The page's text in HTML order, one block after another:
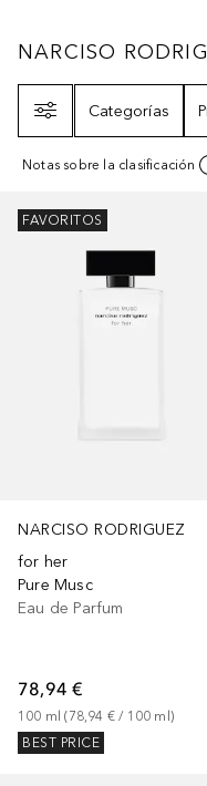
NARCISO
NARCISO
Categorías
Notas sobre la clasificación
NARCISO RODRIGUEZ
for her
Pure Musc
Eau de Parfum
78,94 €
100 ml (78,94 € / 100 ml )
BEST PRICE
FAVORITOS